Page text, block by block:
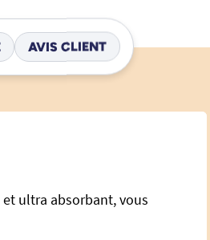
AVIS CLIENT
ultra absorbant, vous